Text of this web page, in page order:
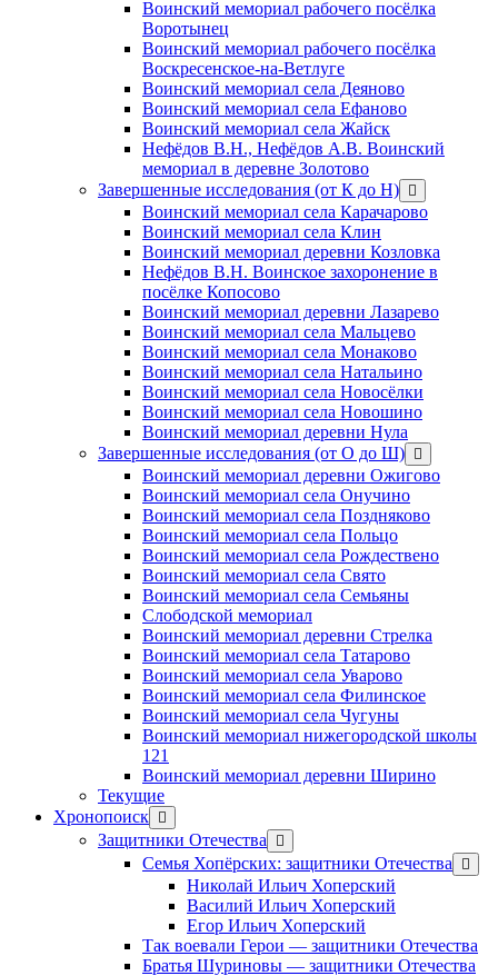
Воинский мемориал рабочего посёлка
Воротынец
Воинский мемориал рабочего посёлка
Воскресенское-на-Ветлуге
Воинский мемориал села Деяново
Воинский мемориал села Ефаново
Воинский мемориал села Жайск
Нефёдов В.Н., Нефёдов А.В. Воинский
мемориал в деревне Золотово
Завершенные исследования (от К до Н) открыть
меню
Воинский мемориал села Карачарово
Воинский мемориал села Клин
Воинский мемориал деревни Козловка
Нефёдов В.Н. Воинское захоронение в
посёлке Копосово
Воинский мемориал деревни Лазарево
Воинский мемориал села Мальцево
Воинский мемориал села Монаково
Воинский мемориал села Натальино
Воинский мемориал села Новосёлки
Воинский мемориал села Новошино
Воинский мемориал деревни Нула
Завершенные исследования (от О до Ш) открыть
меню
Воинский мемориал деревни Ожигово
Воинский мемориал села Онучино
Воинский мемориал села Поздняково
Воинский мемориал села Польцо
Воинский мемориал села Рождествено
Воинский мемориал села Свято
Воинский мемориал села Семьяны
Слободской мемориал
Воинский мемориал деревни Стрелка
Воинский мемориал села Татарово
Воинский мемориал села Уварово
Воинский мемориал села Филинское
Воинский мемориал села Чугуны
Воинский мемориал нижегородской школы
121
Воинский мемориал деревни Ширино
Текущие
Хронопоиск открыть
меню
Защитники Отечества
открыть
меню
Семья Хопёрских: защитники Отечества
меню
Николай Ильич Хоперский
Василий Ильич Хоперский
Егор Ильич Хоперский
Так воевали Герои — защитники Отечества
Братья Шуриновы — защитники Отечества